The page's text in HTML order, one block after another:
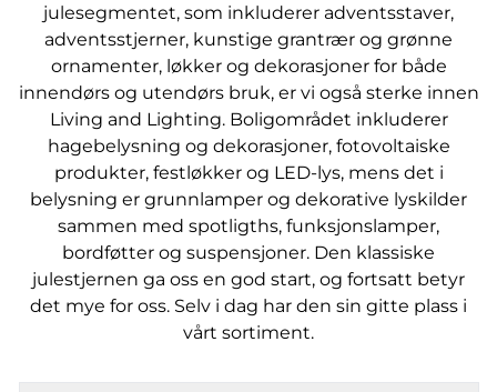
julesegmentet, som inkluderer adventsstaver,
adventsstjerner, kunstige grantrær og grønne
ornamenter, løkker og dekorasjoner for både
innendørs og utendørs bruk, er vi også sterke innen
Living and Lighting. Boligområdet inkluderer
hagebelysning og dekorasjoner, fotovoltaiske
produkter, festløkker og LED-lys, mens det i
belysning er grunnlamper og dekorative lyskilder
sammen med spotligths, funksjonslamper,
bordføtter og suspensjoner. Den klassiske
julestjernen ga oss en god start, og fortsatt betyr
det mye for oss. Selv i dag har den sin gitte plass i
vårt sortiment.